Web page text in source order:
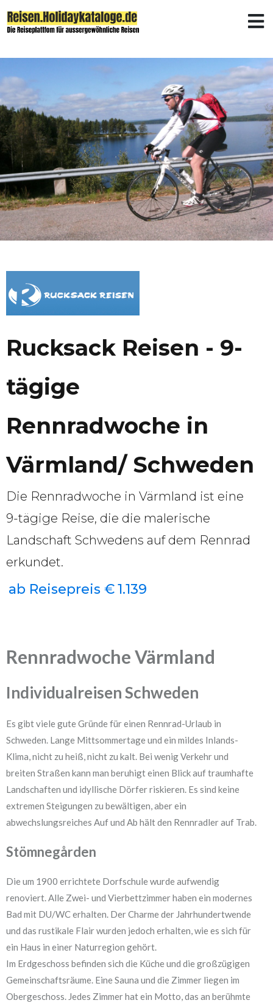
Rucksack Reisen - 9-
tägige
Rennradwoche in
Värmland/ Schweden
Die Rennradwoche in Värmland ist eine
9-tägige Reise, die die malerische
Landschaft Schwedens auf dem Rennrad
erkundet.
ab Reisepreis €1.139
Rennradwoche Värmland
Individualreisen Schweden
Es gibt viele gute Gründe für einen Rennrad-Urlaub in
Schweden. Lange Mittsommertage und ein mildes Inlands-
Klima, nicht zu heiß, nicht zu kalt. Bei wenig Verkehr und
breiten Straßen kann man beruhigt einen Blick auf traumhafte
Landschaften und idyllische Dörfer riskieren. Es sind keine
extremen Steigungen zu bewältigen, aber ein
abwechslungsreiches Auf und Ab hält den Rennradler auf Trab.
Stömnegården
Die um 1900 errichtete Dorfschule wurde aufwendig
renoviert. Alle Zwei- und Vierbettzimmer haben ein modernes
Bad mit DU/WC erhalten. Der Charme der Jahrhundertwende
und das rustikale Flair wurden jedoch erhalten, wie es sich für
ein Haus in einer Naturregion gehört.
Im Erdgeschoss befinden sich die Küche und die großzügigen
Gemeinschaftsräume. Eine Sauna und die Zimmer liegen im
Obergeschoss. Jedes Zimmer hat ein Motto, das an berühmte